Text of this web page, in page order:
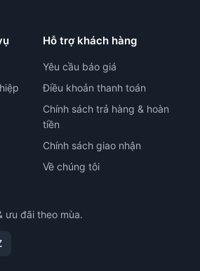
Hỗ trợ khách hàng
Yêu cầu báo giá
Điều khoản thanh toán
Chính sách trả hàng & hoàn
tiền
Chính sách giao nhận
Về chúng tôi
ưu đãi theo mùa.